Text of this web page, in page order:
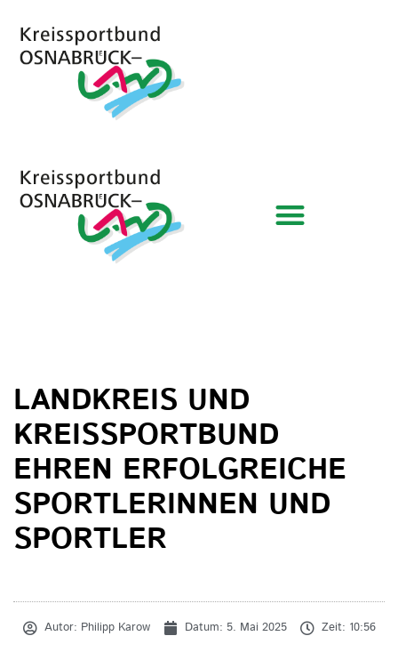
LANDKREIS UND
KREISSPORTBUND
EHREN ERFOLGREICHE
SPORTLERINNEN UND
SPORTLER
Autor: Philipp Karow Datum: 5. Mai 2025 Zeit: 10:56